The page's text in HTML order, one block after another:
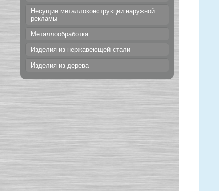
Несущие металлоконструкции наружной
рекламы
Металлообработка
Изделия из нержавеющей стали
Изделия из дерева